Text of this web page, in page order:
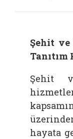
Şehit ve
Tanıtım
Şehit
hayata